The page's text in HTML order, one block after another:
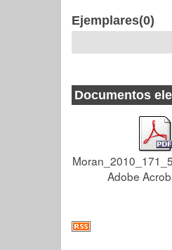
Ejemplares(0)
Documentos
Adobe